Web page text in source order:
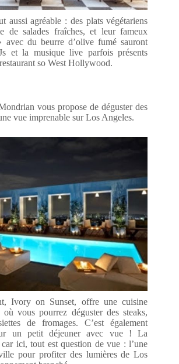
aussi agréable : des plats végétariens
de salades fraîches, et leur fameux
avec du beurre d’olive fumé sauront
et la musique live parfois présents
so West Hollywood.
vous propose de déguster des
vue imprenable sur Los Angeles.
Ivory on Sunset, offre une cuisine
où vous pourrez déguster des steaks,
de fromages. C’est également
un petit déjeuner avec vue ! La
ici, tout est question de vue : l’une
pour profiter des lumières de Los